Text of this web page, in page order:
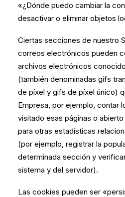
«¿Dónde puedo cambiar la
desactivar o eliminar objetos
Ciertas secciones de nuestro
correos electrónicos pueden
archivos electrónicos
(también denominadas gifs
de píxel y gifs de píxel único)
Empresa, por ejemplo, contar
visitado esas páginas o
para otras estadísticas
(por ejemplo, registrar la
determinada sección y
sistema y del servidor).
Las cookies pueden ser